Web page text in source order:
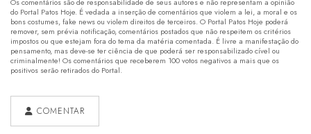
Os comentários são de responsabilidade de seus autores e não representam a opinião
do Portal Patos Hoje. É vedada a inserção de comentários que violem a lei, a moral e os
bons costumes, fake news ou violem direitos de terceiros. O Portal Patos Hoje poderá
remover, sem prévia notificação, comentários postados que não respeitem os critérios
impostos ou que estejam fora do tema da matéria comentada. É livre a manifestação do
pensamento, mas deve-se ter ciência de que poderá ser responsabilizado cível ou
criminalmente! Os comentários que receberem 100 votos negativos a mais que os
positivos serão retirados do Portal.
COMENTAR